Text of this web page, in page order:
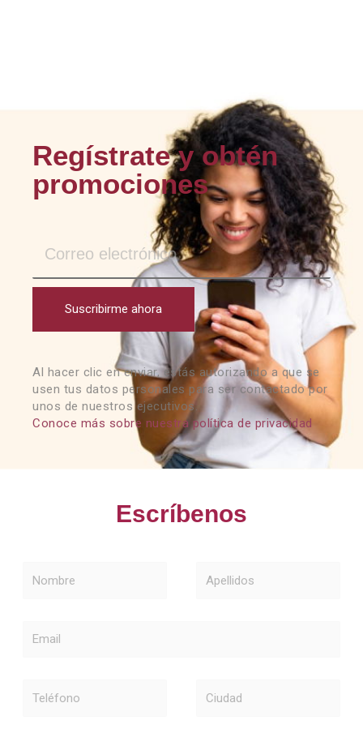
Regístrate y obtén
promociones
Suscribirme ahora
Al hacer clic en enviar, estás autorizando a que se
usen tus datos personales para ser contactado por
unos de nuestros ejecutivos.
Conoce más sobre nuestra política de privacidad
Escríbenos